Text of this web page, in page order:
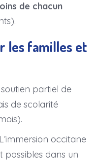
de chacun
les familles et
partiel de
de scolarité
occitane
possibles dans un